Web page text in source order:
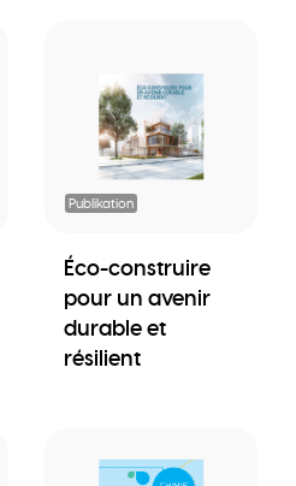
Publikation
Éco-construire
pour un avenir
durable et
résilient